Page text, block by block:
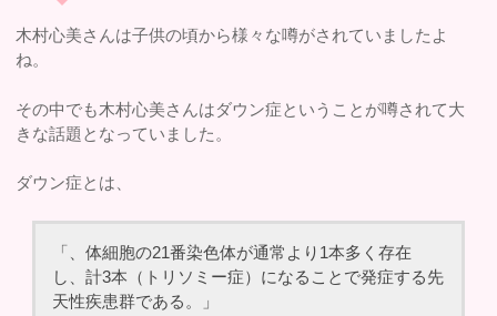
木村心美さんは子供の頃から様々な噂がされていましたよ
ね。
その中でも木村心美さんはダウン症ということが噂されて大
きな話題となっていました。
ダウン症とは、
「、体細胞の21番染色体が通常より1本多く存在
し、計3本（トリソミー症）になることで発症する先
天性疾患群である。」